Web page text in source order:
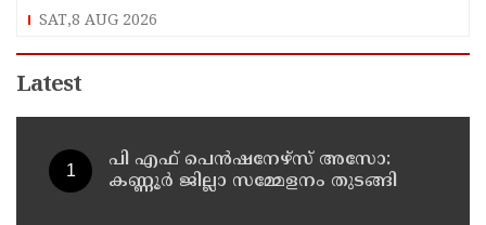
SAT,8 AUG 2026
Latest
പി എഫ് പെൻഷനേഴ്സ് അസോ:
കണ്ണൂർ ജില്ലാ സമ്മേളനം തുടങ്ങി